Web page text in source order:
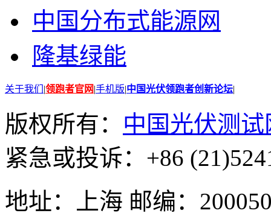
中国分布式能源网
隆基绿能
关于我们 |领跑者官网|手机版|中国光伏领跑者创新论坛|
版权所有： 中国光伏测试
紧急或投诉：+86
地址：上海 邮编：